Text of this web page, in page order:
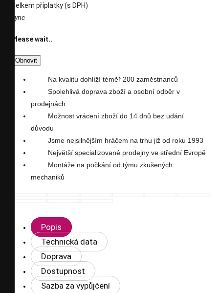
Celkem příplatky (s DPH)
sync
Please wait..
Na kvalitu dohlíží téměř 200 zaměstnanců
Spolehlivá doprava zboží a osobní odběr v
prodejnách
Možnost vrácení zboží do 14 dnů bez udání
důvodu
Jsme nejsilnějším hráčem na trhu již od roku 1993
Největší specializované prodejny ve střední Evropě
Montáže na počkání od týmu zkušených
mechaniků
Popis
Technická data
Doprava
Dostupnost
Sazba za vypůjčení